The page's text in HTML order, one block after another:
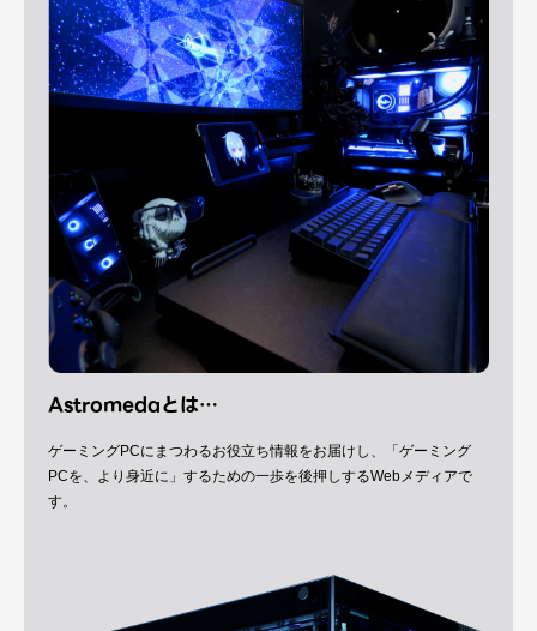
Astromedaとは…
ゲーミングPCにまつわるお役立ち情報をお届けし、「ゲーミング
PCを、より身近に」するための一歩を後押しするWebメディアで
す。